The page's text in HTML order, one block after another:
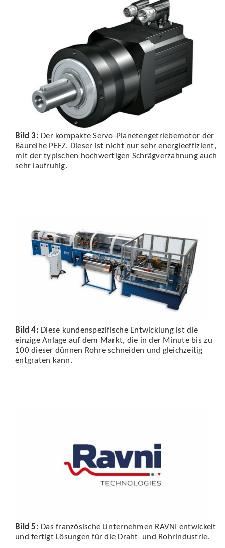
Bild 3: Der kompakte Servo-Planetengetriebemotor der
Baureihe PEEZ. Dieser ist nicht nur sehr energieeffizient,
mit der typischen hochwertigen Schrägverzahnung auch
sehr laufruhig.
Bild 4: Diese kundenspezifische Entwicklung ist die
einzige Anlage auf dem Markt, die in der Minute bis zu
100 dieser dünnen Rohre schneiden und gleichzeitig
entgraten kann.
Bild 5: Das französische Unternehmen RAVNI entwickelt
und fertigt Lösungen für die Draht- und Rohrindustrie.